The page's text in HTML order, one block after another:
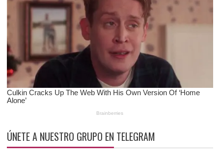
ÚNETE A NUESTRO GRUPO EN TELEGRAM